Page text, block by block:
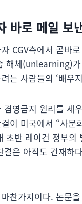
바로 메일 보
CGV측에서 곧바
체(unlearning)가
는 사람들의 ‘배우
영금지 원리를 세
이 미국에서 “사
초반 레이건 정부
은 아직도 건재하
찬가지이다. 논문